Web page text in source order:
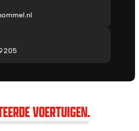
VOERTUIGEN.